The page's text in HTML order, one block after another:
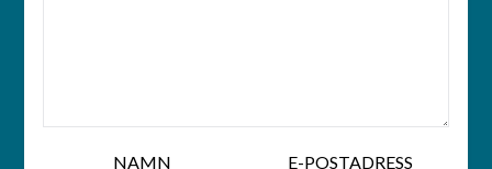
NAMN E-POSTADRESS